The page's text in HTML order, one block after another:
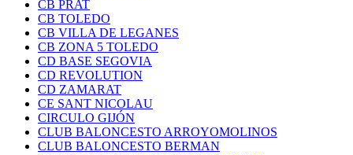
CB PRAT
CB TOLEDO
CB VILLA DE LEGANES
CB ZONA 5 TOLEDO
CD BASE SEGOVIA
CD REVOLUTION
CD ZAMARAT
CE SANT NICOLAU
CIRCULO GIJÓN
CLUB BALONCESTO ARROYOMOLINOS
CLUB BALONCESTO BERMAN